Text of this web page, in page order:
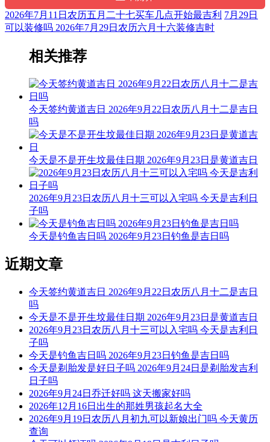
宜：
5时-7时 丁卯时： 沖鸡 煞西 时沖丁酉 朱雀 路空 贵人 贪狼
宜：酬神 求财 见贵 订婚 嫁娶 修造 安葬 青龙
忌：朱雀须用 凤凰符制 否则 诸事不宜 祭祀 祈福 斋醮 开光 赴
任 出行
7时-9时 戊辰时： 沖狗 煞南 时沖戊戍 旬空 金匮 福星 右弼
宜：祈福 订婚 嫁娶 开业 安葬 祭祀 见贵
忌：赴任 出行 求财
9时-11时 己巳时： 沖猪 煞东 时沖己亥 贼兵 贵人 天德 宝光
宜：出行 求财 见贵 订婚 嫁娶 修造 安葬 青龙
宜：祈福 求嗣 订婚 嫁娶 出行 求财 开业 交易 安床
忌：上樑 盖屋 入殓 白虎须用 麒麟符制 否则 诸事不宜
13时-15时 辛未时： 沖牛 煞西 时沖辛丑 天赦 国印 玉堂 武曲
宜：修造 入宅 安葬 赴任 出行 求财 见贵 嫁娶 进人口 移徙 祭
祀 祈福 求嗣 斋醮
15时-17时 壬申时： 沖虎 煞南 时沖壬寅 日破
2026年7月11日农历五月二十七买车几点开始最吉利 7月29日
可以装修吗 2026年7月29日农历六月十六装修吉时
相关推荐
今天签约黄道吉日 2026年9月22日农历八月十二是吉日
吗
今天是不是开生坟最佳日期 2026年9月23日是黄道吉日
2026年9月23日农历八月十三可以入宅吗 今天是吉利日
子吗
今天是钓鱼吉日吗 2026年9月23日钓鱼是吉日吗
近期文章
今天签约黄道吉日 2026年9月22日农历八月十二是吉日
吗
今天是不是开生坟最佳日期 2026年9月23日是黄道吉日
2026年9月23日农历八月十三可以入宅吗 今天是吉利日
子吗
今天是钓鱼吉日吗 2026年9月23日钓鱼是吉日吗
今天是剃胎发是好日子吗 2026年9月24日是剃胎发吉利
日子吗
2026年9月24日乔迁好吗 这天搬家好吗
2026年12月16日出生的那姓男孩起名大全
2026年9月19日农历八月初九可以新娘出门吗 今天黄历
查询